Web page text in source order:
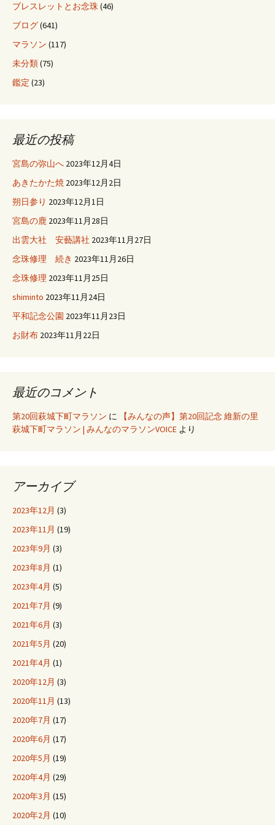
ブレスレットとお念珠(46)
ブログ(641)
マラソン (117)
未分類(75)
鑑定 (23)
最近の投稿
宮島の弥山へ 2023年12月4日
あきたかた焼 2023年12月2日
朔日参り 2023年12月1日
宮島の鹿 2023年11月28日
出雲大社 安藝講社 2023年11月27日
念珠修理 続き 2023年11月26日
念珠修理 2023年11月25日
shiminto 2023年11月24日
平和記念公園 2023年11月23日
お財布 2023年11月22日
最近のコメント
第20回萩城下町マラソン に
【みんなの声】第20回記念 維新の里
萩城下町マラソン | みんなのマラソンVOICE より
アーカイブ
2023年12月 (3)
2023年11月 (19)
2023年9月 (3)
2023年8月 (1)
2023年4月 (5)
2021年7月 (9)
2021年6月 (3)
2021年5月 (20)
2021年4月 (1)
2020年12月 (3)
2020年11月 (13)
2020年7月 (17)
2020年6月 (17)
2020年5月 (19)
2020年4月 (29)
2020年3月 (15)
2020年2月 (10)